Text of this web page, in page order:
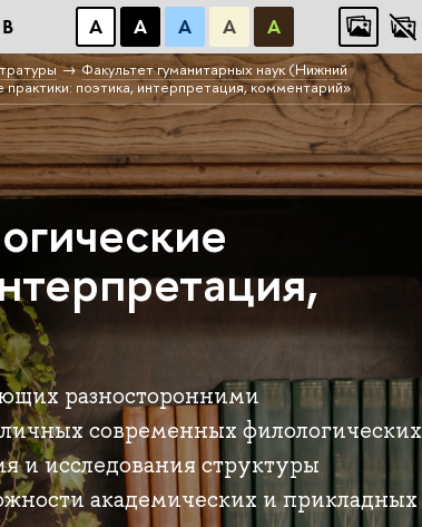
А А А А А
Факультет гуманитарных наук (Нижний
поэтика, интерпретация, комментарий»
разносторонними
современных филологических
и исследования структуры
академических и прикладных